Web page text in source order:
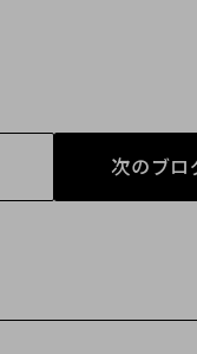
次のブロ